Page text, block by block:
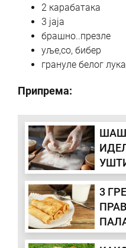
2 карабатака
3 јаја
брашно..презле
уље,со, бибер
грануле белог лука
Припрема:
може
3
и